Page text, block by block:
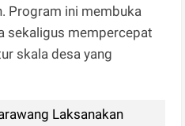
Program ini membuka
sekaligus mempercepat
skala desa yang
Laksanakan